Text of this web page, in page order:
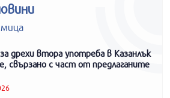
дрехи втора употреба в Казанлък
свързано с част от предлаганите